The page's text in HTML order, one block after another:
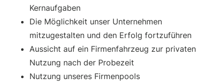
Kernaufgaben
Die Möglichkeit unser Unternehmen
mitzugestalten und den Erfolg fortzuführen
Aussicht auf ein Firmenfahrzeug zur privaten
Nutzung nach der Probezeit
Nutzung unseres Firmenpools